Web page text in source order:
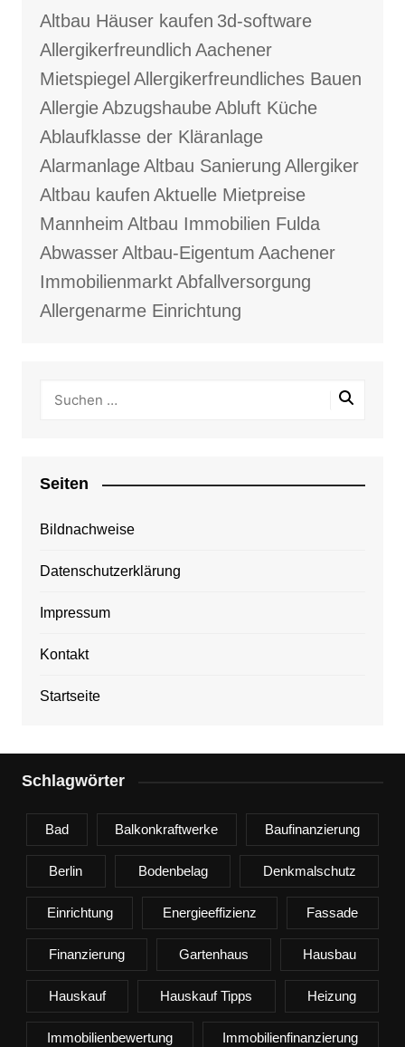
Altbau Häuser kaufen 3d-software
Allergikerfreundlich Aachener
Mietspiegel Allergikerfreundliches Bauen
AllergieAbzugshaubeAbluft Küche
Ablaufklasse der Kläranlage
AlarmanlageAltbau Sanierung Allergiker
Altbau kaufen Aktuelle Mietpreise
Mannheim Altbau Immobilien Fulda
AbwasserAltbau-Eigentum Aachener
ImmobilienmarktAbfallversorgung
Allergenarme Einrichtung
Seiten
Bildnachweise
Datenschutzerklärung
Impressum
Kontakt
Startseite
Schlagwörter
Bad Balkonkraftwerke Baufinanzierung
Berlin Bodenbelag Denkmalschutz
Einrichtung Energieeffizienz Fassade
Finanzierung Gartenhaus Hausbau
Hauskauf Hauskauf Tipps Heizung
Immobilienbewertung Immobilienfinanzierung